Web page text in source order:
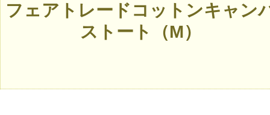
フェアトレードコットンキャン
ストート（M）